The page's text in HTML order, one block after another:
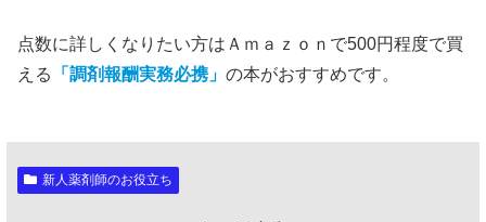
点数に詳しくなりたい方はＡｍａｚｏｎで500円程度で買
える
「調剤報酬実務必携」 の本がおすすめです。
新人薬剤師のお役立ち